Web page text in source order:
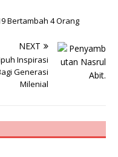
Bertambah 4 Orang
NEXT
Inspirasi
Generasi
Milenial